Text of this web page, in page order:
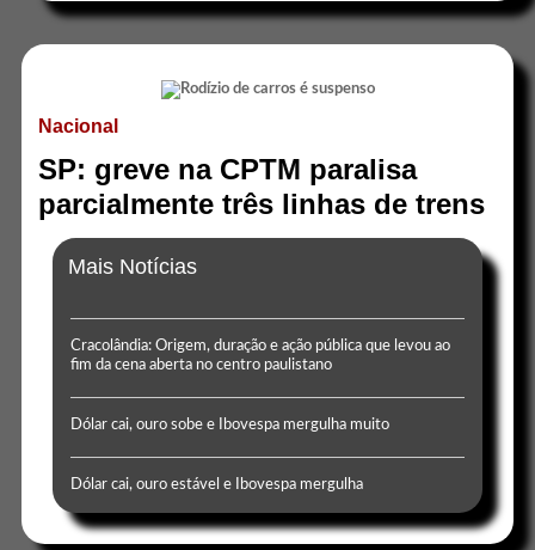
Nacional
SP: greve na CPTM paralisa
parcialmente três linhas de trens
Mais Notícias
Cracolândia: Origem, duração e ação pública que levou ao
fim da cena aberta no centro paulistano
Dólar cai, ouro sobe e Ibovespa mergulha muito
Dólar cai, ouro estável e Ibovespa mergulha